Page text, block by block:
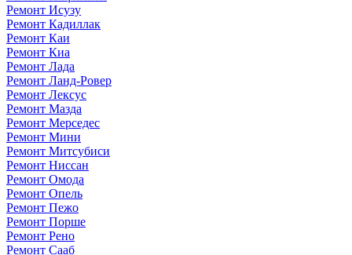
Ремонт Исузу
Ремонт Кадиллак
Ремонт Каи
Ремонт Киа
Ремонт Лада
Ремонт Ланд-Ровер
Ремонт Лексус
Ремонт Мазда
Ремонт Мерседес
Ремонт Мини
Ремонт Митсубиси
Ремонт Ниссан
Ремонт Омода
Ремонт Опель
Ремонт Пежо
Ремонт Порше
Ремонт Рено
Ремонт Сааб